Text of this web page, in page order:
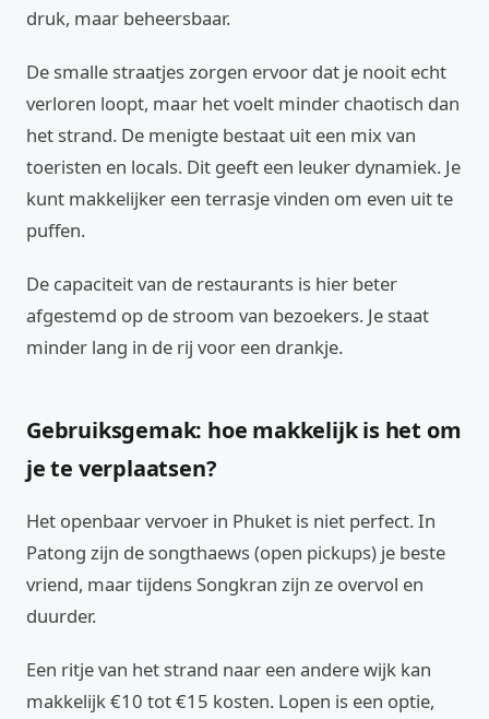
druk, maar beheersbaar.
De smalle straatjes zorgen ervoor dat je nooit echt
verloren loopt, maar het voelt minder chaotisch dan
het strand. De menigte bestaat uit een mix van
toeristen en locals. Dit geeft een leuker dynamiek. Je
kunt makkelijker een terrasje vinden om even uit te
puffen.
De capaciteit van de restaurants is hier beter
afgestemd op de stroom van bezoekers. Je staat
minder lang in de rij voor een drankje.
Gebruiksgemak: hoe makkelijk is het om
je te verplaatsen?
Het openbaar vervoer in Phuket is niet perfect. In
Patong zijn de songthaews (open pickups) je beste
vriend, maar tijdens Songkran zijn ze overvol en
duurder.
Een ritje van het strand naar een andere wijk kan
makkelijk €10 tot €15 kosten. Lopen is een optie,